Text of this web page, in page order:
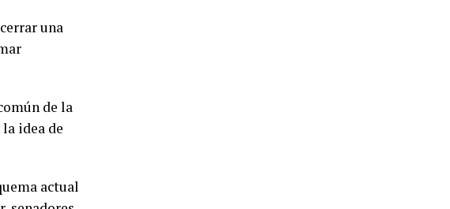
una
de la
idea de
actual